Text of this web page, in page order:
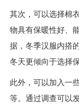
其次，可以选择棉
物具有保暖性好、
据，冬季汉服内搭
冬天更倾向于选择
此外，可以加入一
等。通过调查可以